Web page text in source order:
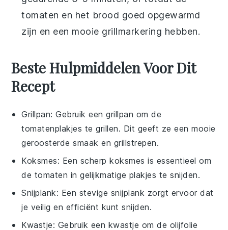
tomaten en het brood goed opgewarmd
zijn en een mooie grillmarkering hebben.
Beste Hulpmiddelen Voor Dit
Recept
Grillpan: Gebruik eengrillpan om de
tomatenplakjes te grillen. Dit geeft ze een mooie
geroosterde smaak en grillstrepen.
Koksmes: Een scherpkoksmes is essentieel om
de tomaten in gelijkmatige plakjes te snijden.
Snijplank: Een stevige snijplank zorgt ervoor dat
je veilig en efficiënt kunt snijden.
Kwastje: Gebruik een kwastje om de olijfolie